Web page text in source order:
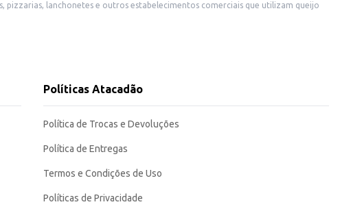
de diversos tipos de clientes, desde estabelecimentos comerciais até
Políticas Atacadão
Política de Trocas e Devoluções
Política de Entregas
Termos e Condições de Uso
Políticas de Privacidade